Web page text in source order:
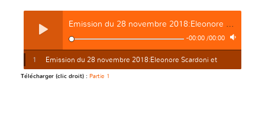
-00:00 /00:00
1 Emission du 28 novembre 2018:Eleonore Scardoni et
Romane Armand
Télécharger (clic droit) : Partie 1